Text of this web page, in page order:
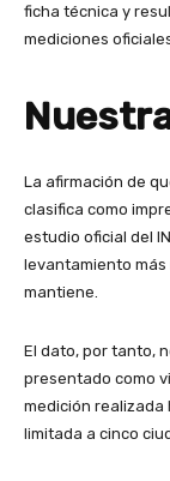
ficha técnica y
mediciones
La afirmación de
clasifica como
estudio oficial del
levantamiento
mantiene.
El dato, por tanto,
presentado como
medición realizada
limitada a cinco